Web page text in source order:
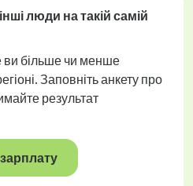
люди на такій самій
ви більше чи менше
Заповніть анкету про
результат